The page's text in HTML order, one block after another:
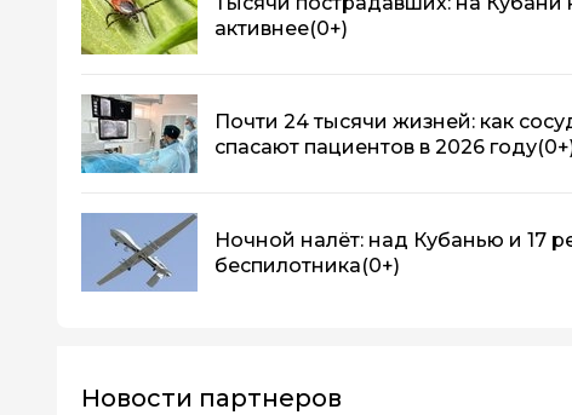
активнее(0+)
Почти 24 тысячи жизней: как
спасают пациентов в 2026 году
Ночной налёт: над Кубанью и 17
беспилотника(0+)
Новости партнеров